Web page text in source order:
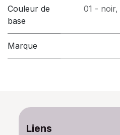
Couleur de
base
01 - noir,
Marque
Liens